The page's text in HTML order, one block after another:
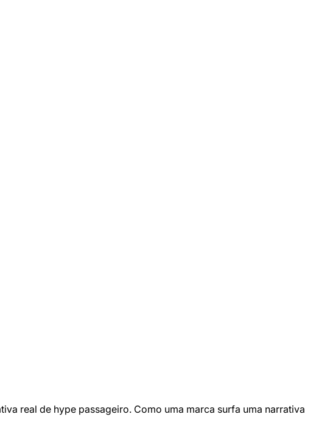
real de hype passageiro. Como uma marca surfa uma narrativa